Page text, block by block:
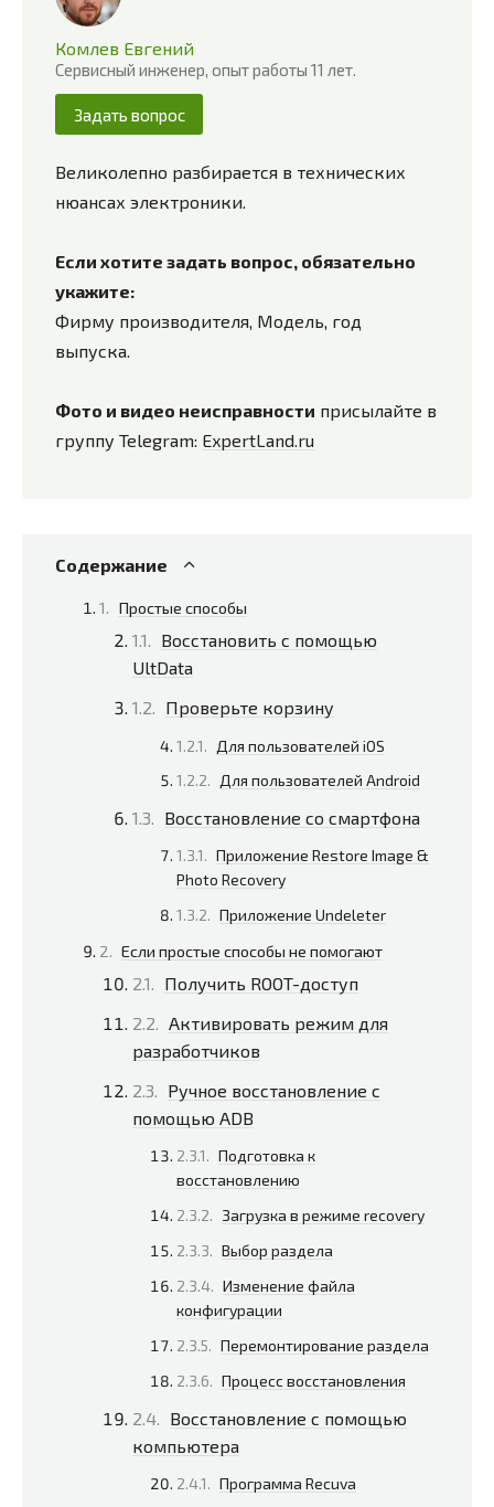
Комлев Евгений
Сервисный инженер, опыт работы 11 лет.
Задать вопрос
Великолепно разбирается в технических
нюансах электроники.
Если хотите задать вопрос, обязательно
укажите:
Фирму производителя, Модель, год
выпуска.
Фото и видео неисправности присылайте в
группу Telegram: ExpertLand.ru
Содержание
Простые способы
Восстановить с помощью
UltData
Проверьте корзину
Для пользователей iOS
Для пользователей Android
Восстановление со смартфона
Приложение Restore Image &
Photo Recovery
Приложение Undeleter
Если простые способы не помогают
Получить ROOT-доступ
Активировать режим для
разработчиков
Ручное восстановление с
помощью ADB
Подготовка к
восстановлению
Загрузка в режиме recovery
Выбор раздела
Изменение файла
конфигурации
Перемонтирование раздела
Процесс восстановления
Восстановление с помощью
компьютера
Программа Recuva